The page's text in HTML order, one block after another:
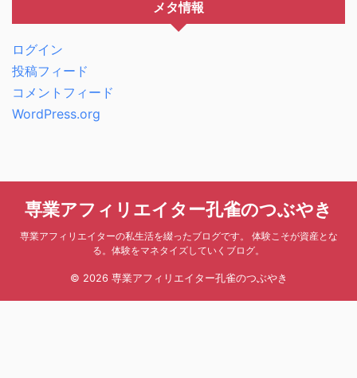
メタ情報
ログイン
投稿フィード
コメントフィード
WordPress.org
専業アフィリエイター孔雀のつぶやき
専業アフィリエイターの私生活を綴ったブログです。 体験こそが資産とな
る。体験をマネタイズしていくブログ。
© 2026 専業アフィリエイター孔雀のつぶやき